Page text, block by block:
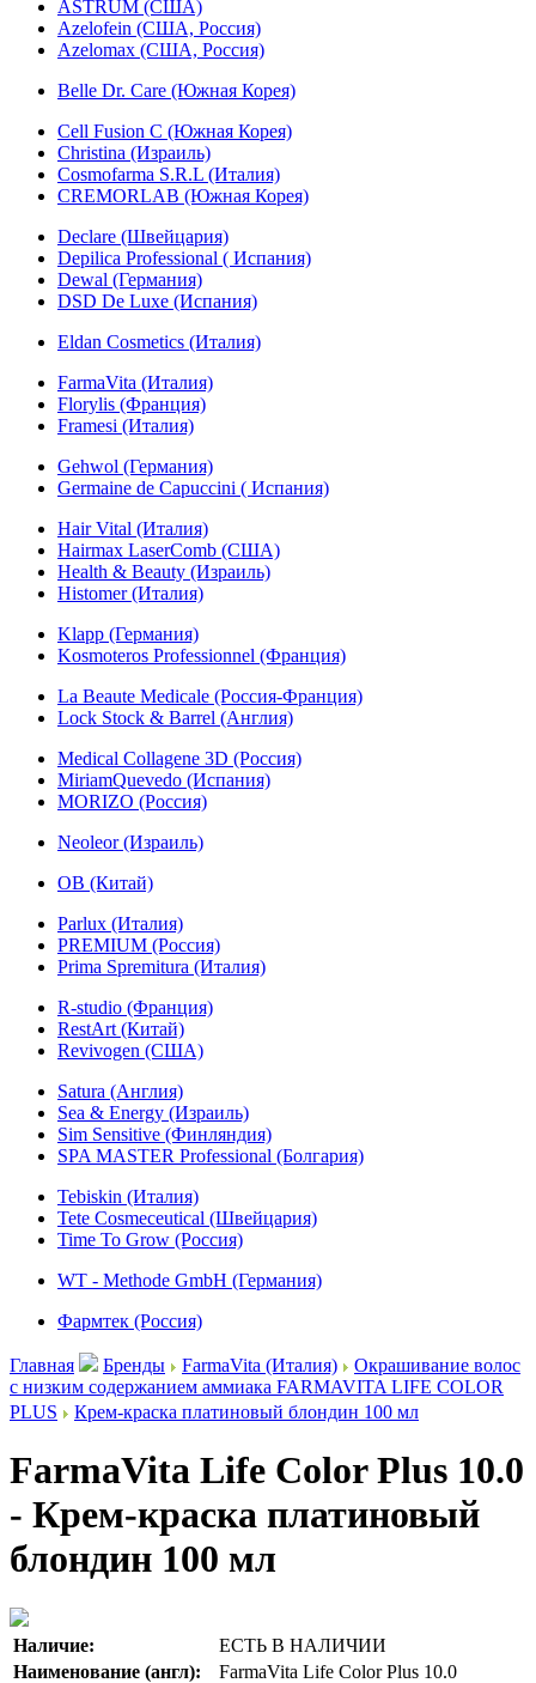
ASTRUM (США)
Azelofein (США, Россия)
Azelomax (США, Россия)
Belle Dr. Care (Южная Корея)
Cell Fusion C (Южная Корея)
Christina (Израиль)
Cosmofarma S.R.L (Италия)
CREMORLAB (Южная Корея)
Declare (Швейцария)
Depilica Professional ( Испания)
Dewal (Германия)
DSD De Luxe (Испания)
Eldan Cosmetics (Италия)
FarmaVita (Италия)
Florylis (Франция)
Framesi (Италия)
Gehwol (Германия)
Germaine de Capuccini ( Испания)
Hair Vital (Италия)
Hairmax LaserComb (США)
Health & Beauty (Израиль)
Histomer (Италия)
Klapp (Германия)
Kosmoteros Professionnel (Франция)
La Beaute Medicale (Россия-Франция)
Lock Stock & Barrel (Англия)
Medical Collagene 3D (Россия)
MiriamQuevedo (Испания)
MORIZO (Россия)
Neoleor (Израиль)
OB (Китай)
Parlux (Италия)
PREMIUM (Россия)
Prima Spremitura (Италия)
R-studio (Франция)
RestArt (Китай)
Revivogen (США)
Satura (Англия)
Sea & Energy (Израиль)
Sim Sensitive (Финляндия)
SPA MASTER Professional (Болгария)
Tebiskin (Италия)
Tete Cosmeceutical (Швейцария)
Time To Grow (Россия)
WT - Methode GmbH (Германия)
Фармтек (Россия)
Главная Бренды FarmaVita (Италия)
Окрашивание волос
с низким содержанием аммиака FARMAVITA LIFE COLOR
PLUS
Крем-краска платиновый блондин 100 мл
FarmaVita Life Color Plus 10.0
- Крем-краска платиновый
блондин 100 мл
Наличие:
ЕСТЬ В НАЛИЧИИ
Наименование (англ):
FarmaVita Life Color Plus 10.0